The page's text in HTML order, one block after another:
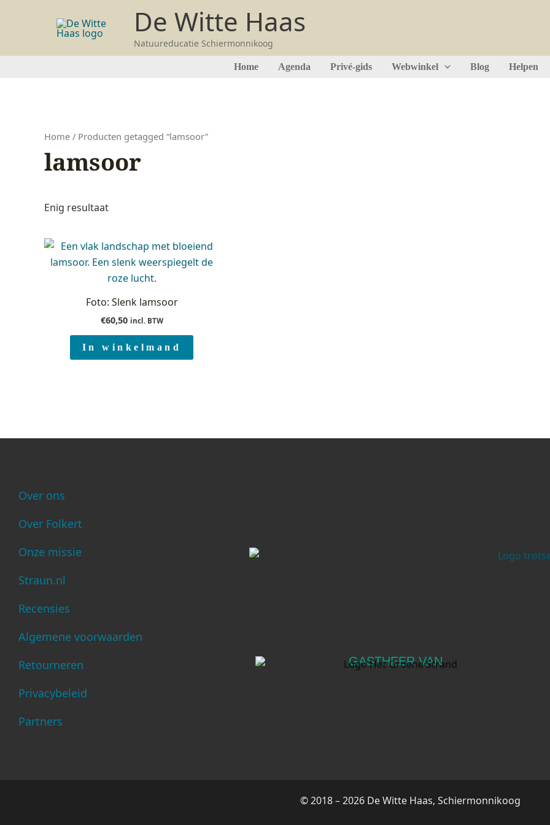
inhoud
De Witte Haas
Natuureducatie Schiermonnikoog
Home Agenda Privé-gids Webwinkel Blog Helpen
Home / Producten getagged “lamsoor”
lamsoor
Enig resultaat
Foto: Slenk lamsoor
€60,50 incl. BTW
In winkelmand
Over ons
Over Folkert
Onze missie
Straun.nl
Recensies
Algemene voorwaarden
Retourneren
Privacybeleid
Partners
GASTHEER VAN
© 2018 – 2026 De Witte Haas, Schiermonnikoog